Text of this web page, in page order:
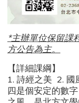
*主辦單位保留課
方公告為主。
【詳細課綱】
1. 詩經之美 2. 國
四是個安定的數